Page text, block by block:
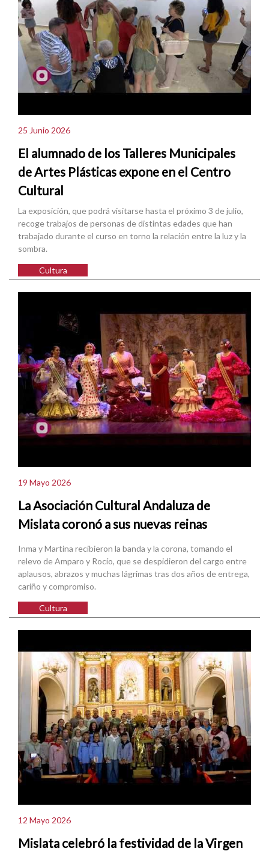
25 Junio 2026
El alumnado de los Talleres Municipales
de Artes Plásticas expone en el Centro
Cultural
La exposición, que podrá visitarse hasta el próximo 3 de julio,
recoge trabajos de personas de distintas edades que han
trabajado durante el curso en torno la relación entre la luz y la
sombra.
Cultura
19 Mayo 2026
La Asociación Cultural Andaluza de
Mislata coronó a sus nuevas reinas
Inma y Martina recibieron la banda y la corona, tomando el
relevo de Amparo y Rocío, que se despidieron del cargo entre
aplausos, abrazos y muchas lágrimas tras dos años de entrega,
cariño y compromiso.
Cultura
12 Mayo 2026
Mislata celebró la festividad de la Virgen